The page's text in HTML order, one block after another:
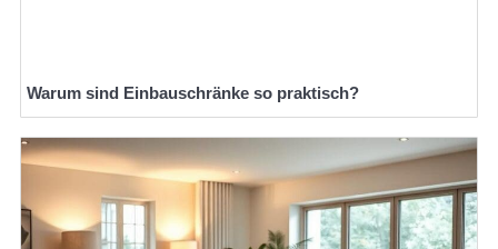
Warum sind Einbauschränke so praktisch?